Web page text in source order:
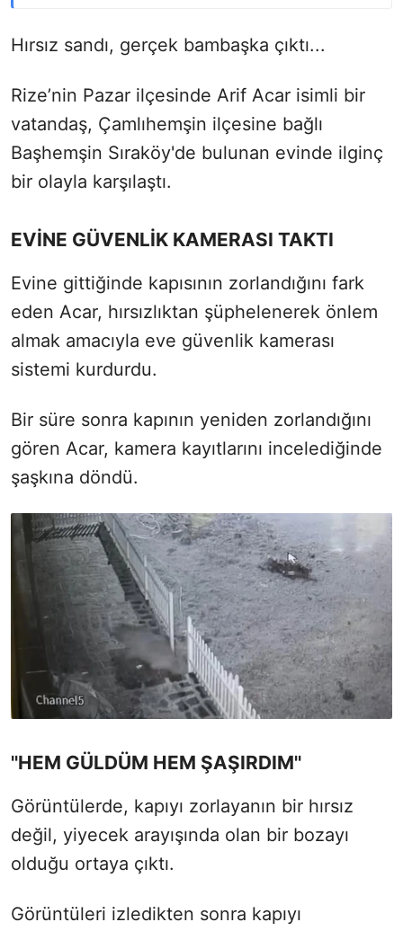
Hırsız sandı, gerçek bambaşka çıktı...
Rize’nin Pazar ilçesinde Arif Acar isimli bir
vatandaş, Çamlıhemşin ilçesine bağlı
Başhemşin Sıraköy'de bulunan evinde ilginç
bir olayla karşılaştı.
EVİNE GÜVENLİK KAMERASI TAKTI
Evine gittiğinde kapısının zorlandığını fark
eden Acar, hırsızlıktan şüphelenerek önlem
almak amacıyla eve güvenlik kamerası
sistemi kurdurdu.
Bir süre sonra kapının yeniden zorlandığını
gören Acar, kamera kayıtlarını incelediğinde
şaşkına döndü.
''HEM GÜLDÜM HEM ŞAŞIRDIM''
Görüntülerde, kapıyı zorlayanın bir hırsız
değil, yiyecek arayışında olan bir bozayı
olduğu ortaya çıktı.
Görüntüleri izledikten sonra kapıyı